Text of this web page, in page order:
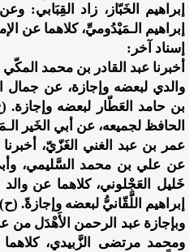
إبراهيم الخَبّاز، زاد
إبراهيم الـمَيْدُوميِّ، كلاهما عن
إسناد آخر:
أخبرنا عبد القادر بن محمد المكّي
والدي لبعضه وإجازة، عن جمال
بن حامد العَطّار لبعضه وإجازة.
الحافظ لجميعه، عن أبي الخَير
عمر بن عبد الغني الغَزّيّ،
عن علي بن محمد السَّليمي،
خَليل العَجْلوني، كلاهما عن والد
إبراهيم اللَّقّانيُّ لبعضه وإجازةً. (ح)
وبإجازة عبد الرحمن الأَهْدَل من
ومحمد مرتضى الزَّبيدي،